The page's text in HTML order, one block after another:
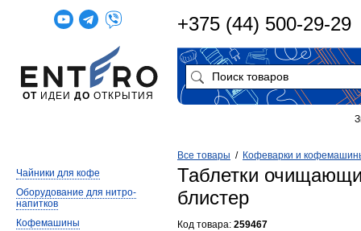
Все товары / Кофеварки и
Таблетки
блистер
Код товара: 259467
Чайники для кофе
Оборудование для нитро-
напитков
Кофемашины
ОТ ИДЕИ ДО ОТКРЫТИЯ
+375 (44) 500-29-29